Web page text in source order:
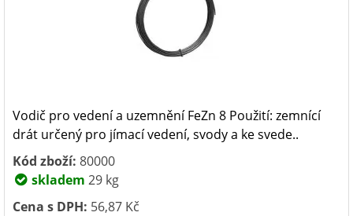
Vodič pro vedení a uzemnění FeZn 8 Použití: zemnící
drát určený pro jímací vedení, svody a ke svede..
Kód zboží: 80000
skladem 29 kg
Cena s DPH: 56,87 Kč